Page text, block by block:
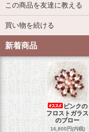
この商品を友達に教える
買い物を続ける
新着商品
ピンクの
フロストガラス
のブロー
16,800円(内税)